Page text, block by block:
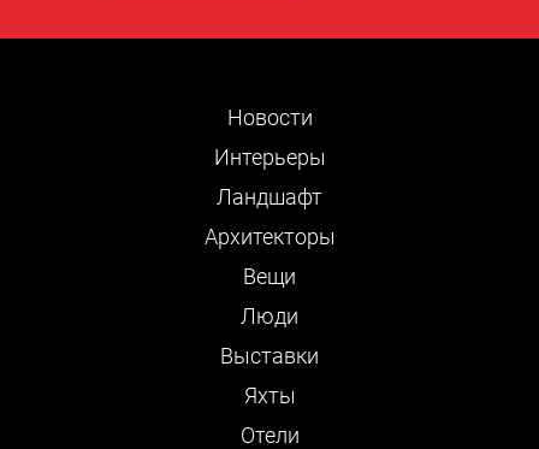
Новости
Интерьеры
Ландшафт
Архитекторы
Вещи
Люди
Выставки
Яхты
Отели